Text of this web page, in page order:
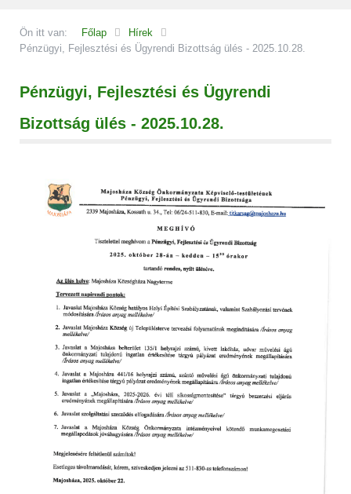
Ön itt van: Főlap
Hírek
Pénzügyi, Fejlesztési és Ügyrendi Bizottság ülés - 2025.10.28.
Pénzügyi, Fejlesztési és Ügyrendi
Bizottság ülés - 2025.10.28.